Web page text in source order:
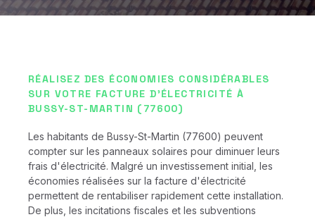
RÉALISEZ DES ÉCONOMIES CONSIDÉRABLES
SUR VOTRE FACTURE D'ÉLECTRICITÉ À
BUSSY-ST-MARTIN (77600)
Les habitants de Bussy-St-Martin (77600) peuvent
compter sur les panneaux solaires pour diminuer leurs
frais d'électricité. Malgré un investissement initial, les
économies réalisées sur la facture d'électricité
permettent de rentabiliser rapidement cette installation.
De plus, les incitations fiscales et les subventions